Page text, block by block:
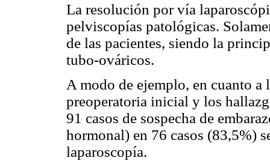
La resolución por vía
pelviscopías patológicas.
de las pacientes, siendo la
tubo-ováricos.
A modo de ejemplo, en cuanto
preoperatoria inicial y los
91 casos de sospecha de
hormonal) en 76 casos (83,5%)
laparoscopía.